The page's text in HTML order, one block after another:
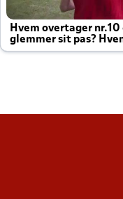
Hvem overtager
glemmer sit pas?
altid til efter kampe?